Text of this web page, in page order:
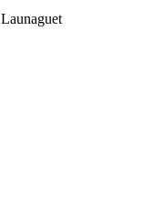
Launaguet